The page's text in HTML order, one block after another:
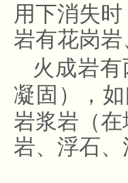
用下消失
岩有花岗
火成岩
凝固），
岩浆岩（
岩、浮石